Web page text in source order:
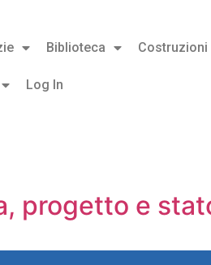
Biblioteca
Log In
progetto e